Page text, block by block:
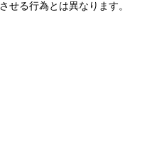
せる行為とは異なります。